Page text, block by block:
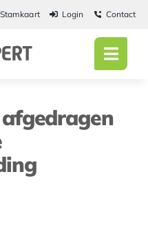
Stamkaart Login Contact